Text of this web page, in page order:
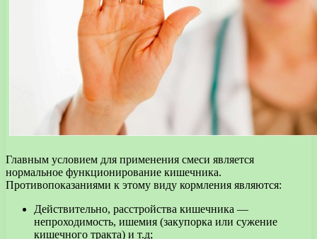
Главным условием для применения смеси является
нормальное функционирование кишечника.
Противопоказаниями к этому виду кормления являются:
Действительно, расстройства кишечника —
непроходимость, ишемия (закупорка или сужение
кишечного тракта) и т.д;